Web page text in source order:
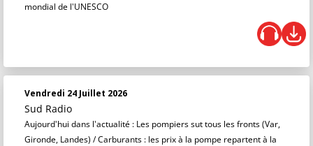
mondial de l'UNESCO
Vendredi 24 Juillet 2026
Sud Radio
Aujourd'hui dans l'actualité : Les pompiers sut tous les fronts (Var,
Gironde, Landes) / Carburants : les prix à la pompe repartent à la